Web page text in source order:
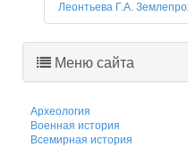
Леонтьева Г.А.
Меню сайта
Археология
Военная история
Всемирная история